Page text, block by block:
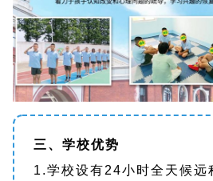
三、学校优势
1.学校设有24小时全天候远